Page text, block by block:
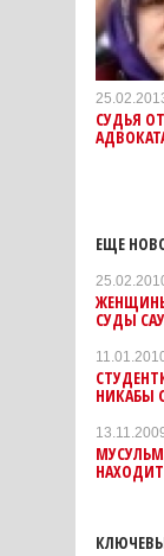
СУДЬЯ
ЕЩЕ
СУДЫ
НИКАБЫ